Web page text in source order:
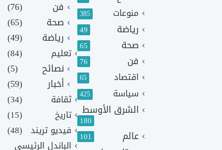
منوعات 385
رياضة 49
صحة 65
فن 76
اقتصاد 65
سياسة 425
الشرق الأوسط
180
عالم 101
فن
(76)
صحة
(65)
رياضة
(49)
تعليم (84)
نصائح
(5)
أخبار
(59)
ثقافة
(34)
تاريخ
(15)
فيديو تريند (48)
الباندل الرئيسي